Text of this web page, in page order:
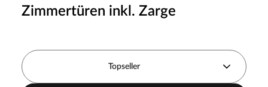
Zimmertüren inkl. Zarge
Topseller